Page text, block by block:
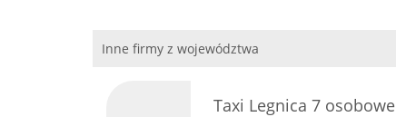
Inne firmy z województwa
Taxi Legnica 7 osobowe